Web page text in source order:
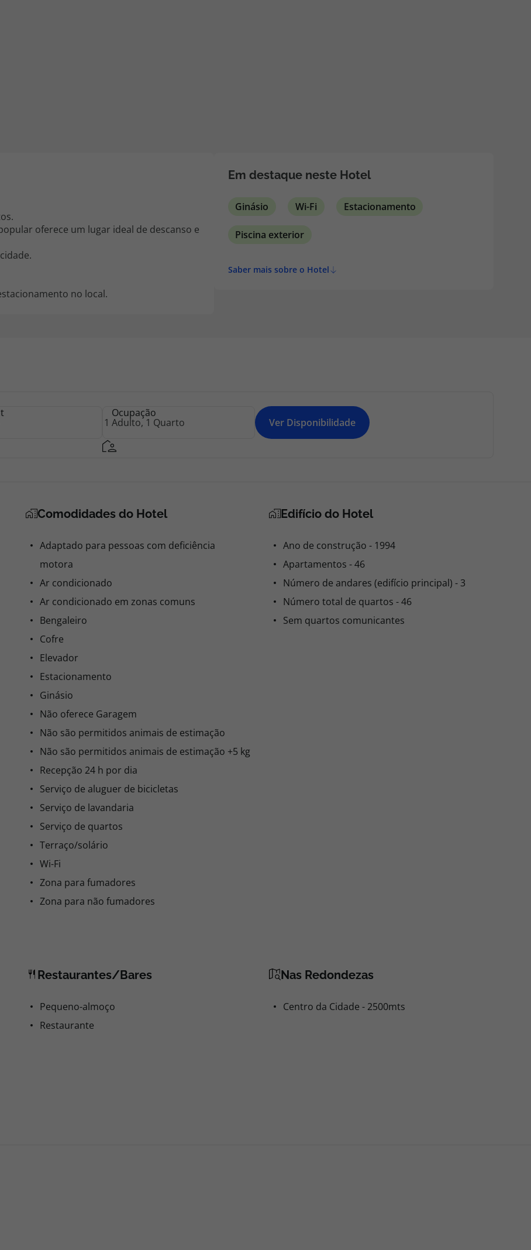
oferece um lugar ideal de descanso e
no local.
Em destaque neste Hotel
Ginásio Wi-Fi Estacionamento
Piscina exterior
Saber mais sobre o Hotel
Ocupação
Ver Disponibilidade
Comodidades do Hotel
Adaptado para pessoas com deficiência
motora
Ar condicionado
Ar condicionado em zonas comuns
Bengaleiro
Cofre
Elevador
Estacionamento
Ginásio
Não oferece Garagem
Não são permitidos animais de estimação
Não são permitidos animais de estimação +5 kg
Recepção 24 h por dia
Serviço de aluguer de bicicletas
Serviço de lavandaria
Serviço de quartos
Terraço/solário
Wi-Fi
Zona para fumadores
Zona para não fumadores
Edifício do Hotel
Ano de construção - 1994
Apartamentos - 46
Número de andares (edifício principal) - 3
Número total de quartos - 46
Sem quartos comunicantes
Restaurantes/Bares
Pequeno-almoço
Restaurante
Nas Redondezas
Centro da Cidade - 2500mts